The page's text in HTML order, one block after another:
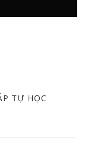
TỰ HỌC